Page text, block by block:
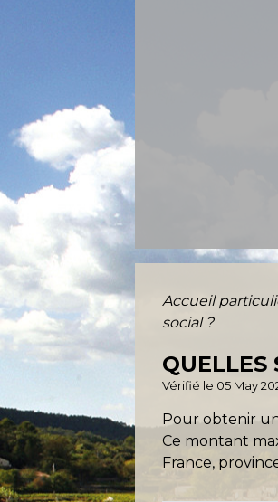
Accueil
social ?
QUELLES
Vérifié le 05 May
Pour obtenir
Ce montant
France,